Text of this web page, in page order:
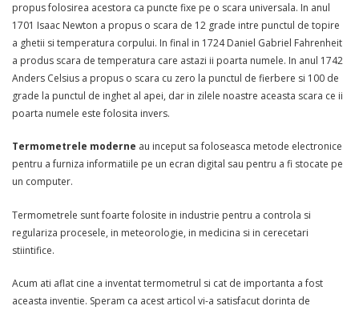
propus folosirea acestora ca puncte fixe pe o scara universala. In anul
1701 Isaac Newton a propus o scara de 12 grade intre punctul de topire
a ghetii si temperatura corpului. In final in 1724 Daniel Gabriel Fahrenheit
a produs scara de temperatura care astazi ii poarta numele. In anul 1742
Anders Celsius a propus o scara cu zero la punctul de fierbere si 100 de
grade la punctul de inghet al apei, dar in zilele noastre aceasta scara ce ii
poarta numele este folosita invers.
Termometrele moderne au inceput sa foloseasca metode electronice
pentru a furniza informatiile pe un ecran digital sau pentru a fi stocate pe
un computer.
Termometrele sunt foarte folosite in industrie pentru a controla si
regulariza procesele, in meteorologie, in medicina si in cerecetari
stiintifice.
Acum ati aflat cine a inventat termometrul si cat de importanta a fost
aceasta inventie. Speram ca acest articol vi-a satisfacut dorinta de